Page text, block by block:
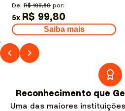
De: R$ 199,60 por:
5x R$ 99,80
Saiba mais
Reconhecimento que
Uma das maiores